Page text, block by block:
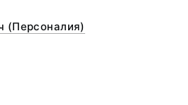
(Персоналия)